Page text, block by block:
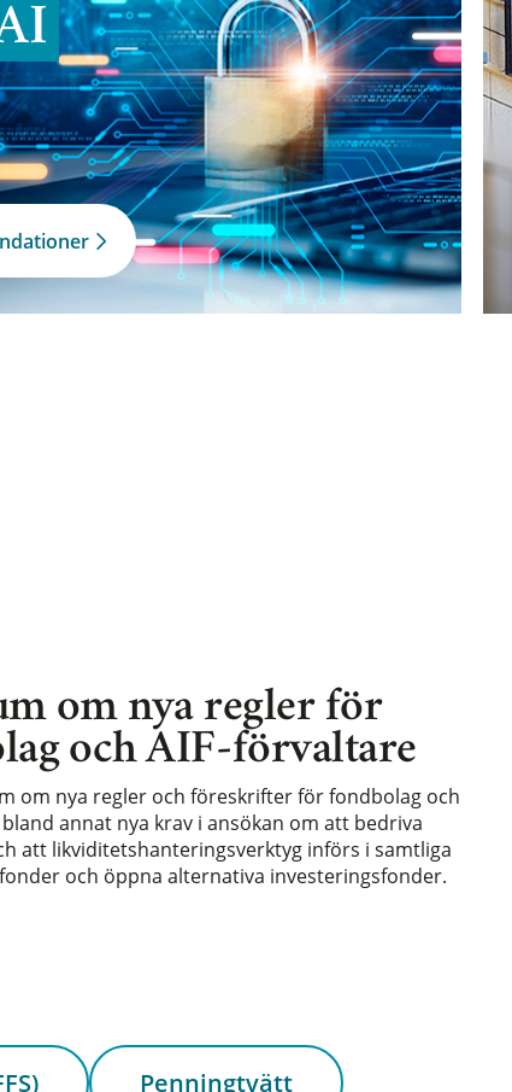
om nya regler för
och AIF-förvaltare
om nya regler och föreskrifter för fondbolag och
annat nya krav i ansökan om att bedriva
att likviditetshanteringsverktyg införs i samtliga
och öppna alternativa investeringsfonder.
Penningtvätt